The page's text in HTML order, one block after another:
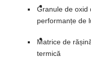
Granule de oxid
performanțe de
Matrice de
termică